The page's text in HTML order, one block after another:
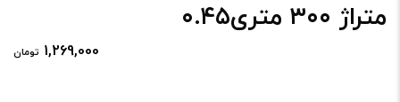
متراژ ۳۰۰ متری۰.۴۵
1,269,000 تومان